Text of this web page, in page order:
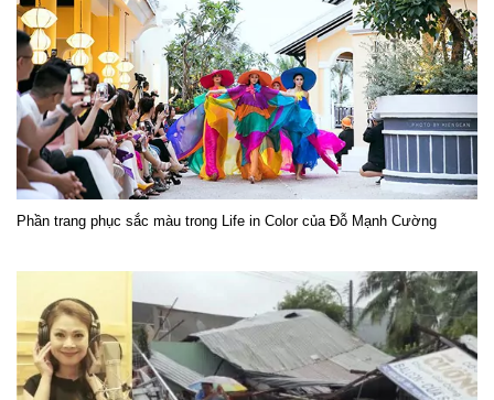
Phần trang phục sắc màu trong Life in Color của Đỗ Mạnh Cường